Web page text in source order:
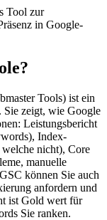
Tool zur
in Google-
Tools) ist ein
Sie zeigt, wie Google
Leistungsbericht
Index-
nicht), Core
manuelle
können Sie auch
anfordern und
ist Gold wert für
Sie ranken.